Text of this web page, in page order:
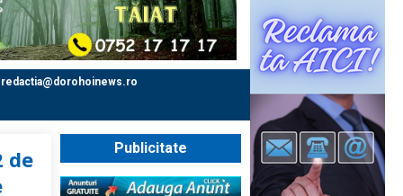
redactia@dorohoinews.ro
de
Publicitate